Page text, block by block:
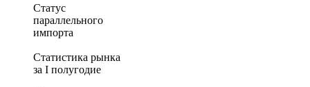
Статус
параллельного
импорта
Статистика рынка
за I полугодие